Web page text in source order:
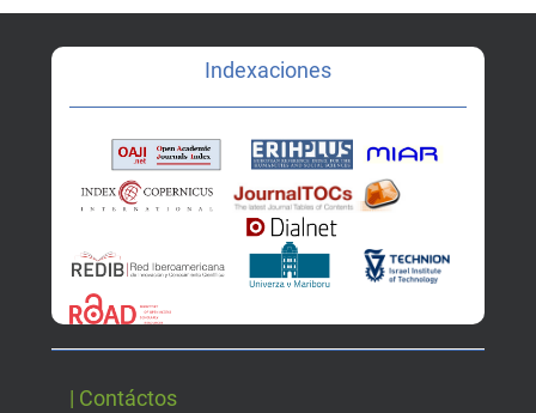
Indexaciones
| Contáctos